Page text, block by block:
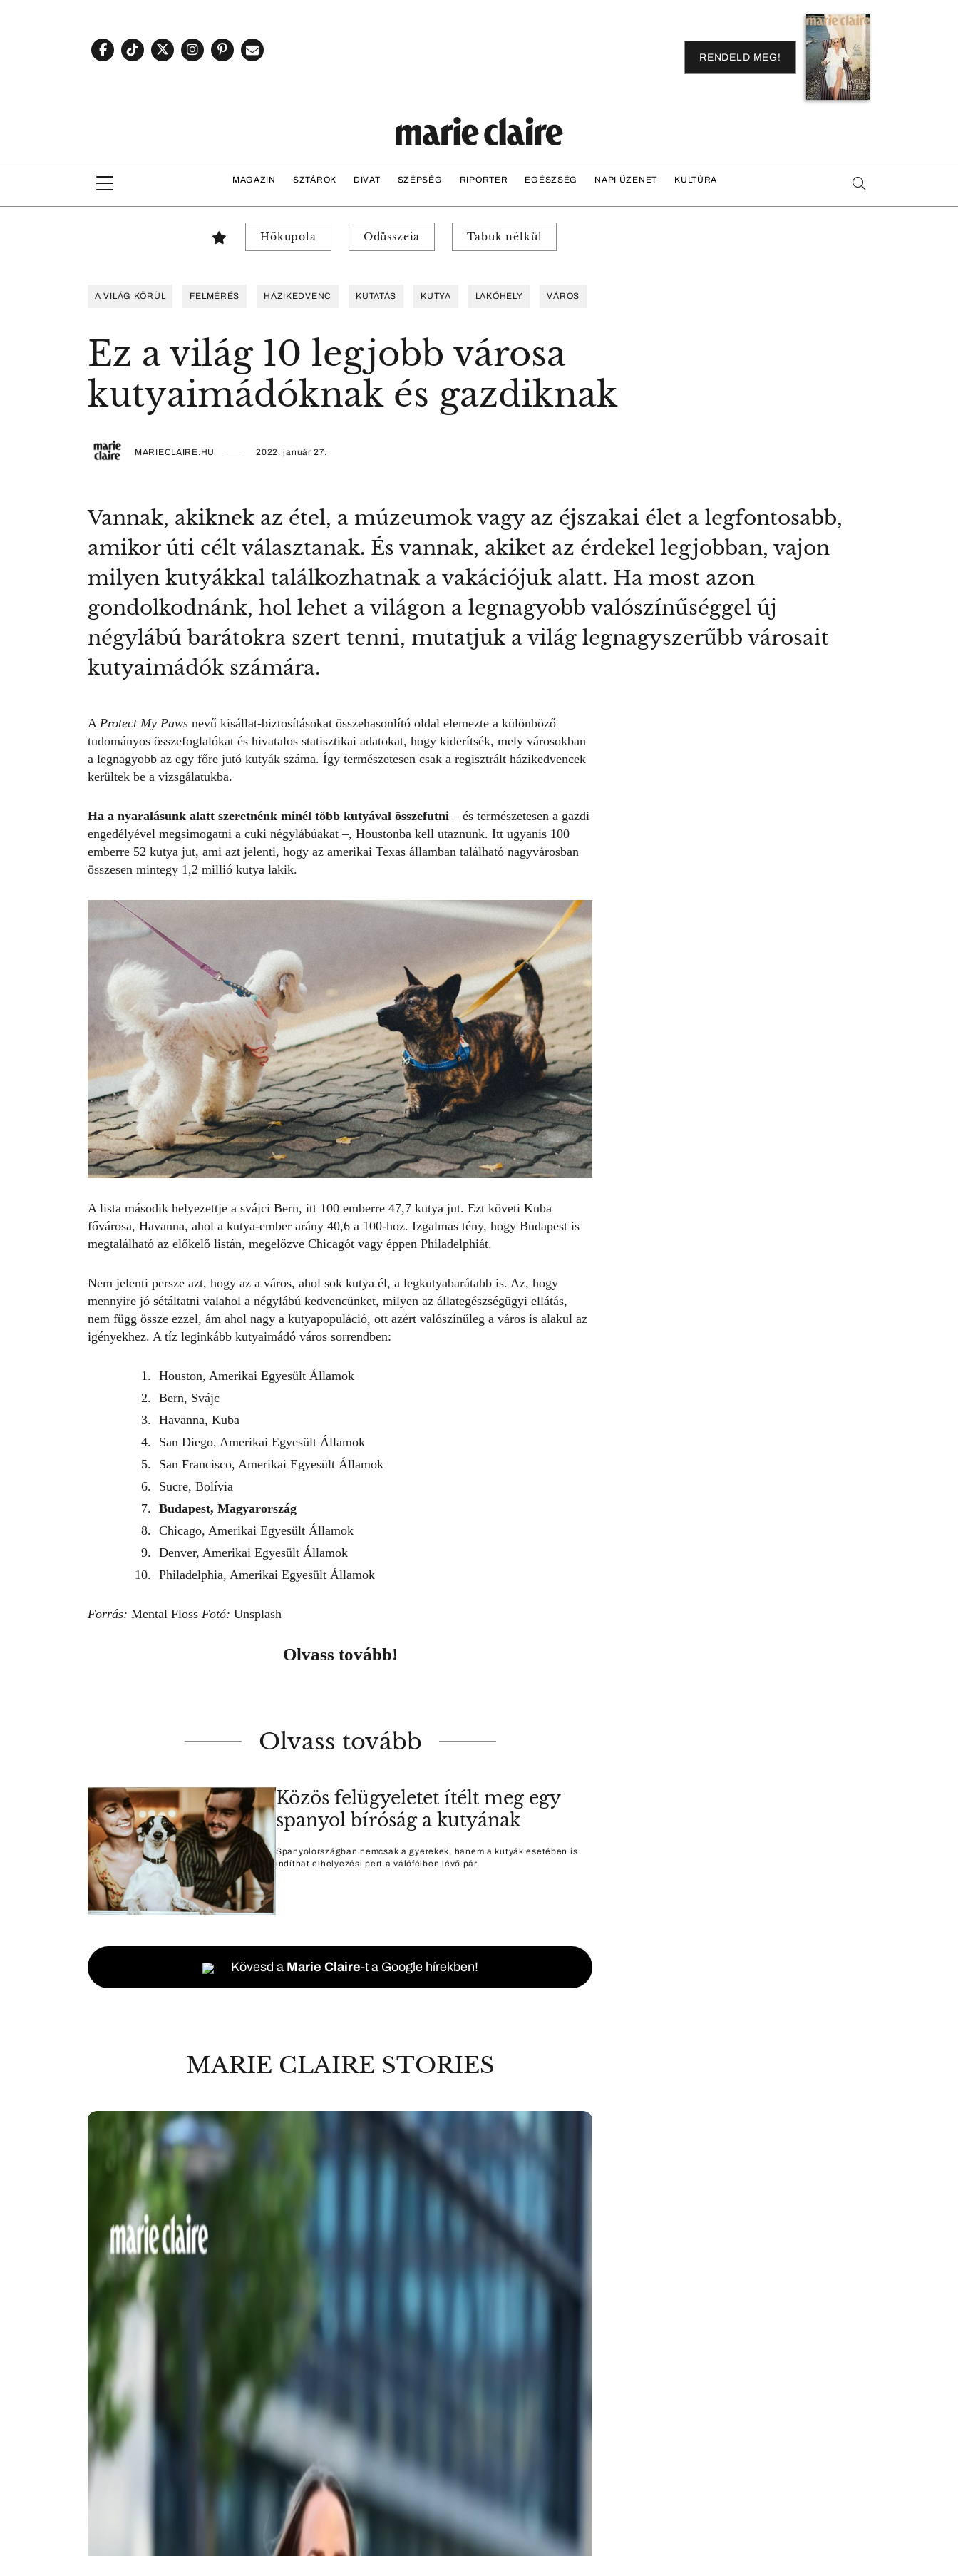
RENDELD MEG!
MAGAZIN SZTÁROK DIVAT SZÉPSÉG RIPORTER EGÉSZSÉG NAPI ÜZENET KULTÚRA
Hőkupola Odüsszeia Tabuk nélkül
A VILÁG KÖRÜL FELMÉRÉS HÁZIKEDVENC KUTATÁS KUTYA LAKÓHELY VÁROS
Ez a világ 10 legjobb városa
kutyaimádóknak és gazdiknak
MARIECLAIRE.HU 2022. január 27.
Vannak, akiknek az étel, a múzeumok vagy az éjszakai élet a legfontosabb,
amikor úti célt választanak. És vannak, akiket az érdekel legjobban, vajon
milyen kutyákkal találkozhatnak a vakációjuk alatt. Ha most azon
gondolkodnánk, hol lehet a világon a legnagyobb valószínűséggel új
négylábú barátokra szert tenni, mutatjuk a világ legnagyszerűbb városait
kutyaimádók számára.
A Protect My Paws nevű kisállat-biztosításokat összehasonlító oldal elemezte a különböző
tudományos összefoglalókat és hivatalos statisztikai adatokat, hogy kiderítsék, mely városokban
a legnagyobb az egy főre jutó kutyák száma. Így természetesen csak a regisztrált házikedvencek
kerültek be a vizsgálatukba.
Ha a nyaralásunk alatt szeretnénk minél több kutyával összefutni – és természetesen a gazdi
engedélyével megsimogatni a cuki négylábúakat –, Houstonba kell utaznunk. Itt ugyanis 100
emberre 52 kutya jut, ami azt jelenti, hogy az amerikai Texas államban található nagyvárosban
összesen mintegy 1,2 millió kutya lakik.
A lista második helyezettje a svájci Bern, itt 100 emberre 47,7 kutya jut. Ezt követi Kuba
fővárosa, Havanna, ahol a kutya-ember arány 40,6 a 100-hoz. Izgalmas tény, hogy Budapest is
megtalálható az előkelő listán, megelőzve Chicagót vagy éppen Philadelphiát.
Nem jelenti persze azt, hogy az a város, ahol sok kutya él, a legkutyabarátabb is. Az, hogy
mennyire jó sétáltatni valahol a négylábú kedvencünket, milyen az állategészségügyi ellátás,
nem függ össze ezzel, ám ahol nagy a kutyapopuláció, ott azért valószínűleg a város is alakul az
igényekhez. A tíz leginkább kutyaimádó város sorrendben:
Houston, Amerikai Egyesült Államok
Bern, Svájc
Havanna, Kuba
San Diego, Amerikai Egyesült Államok
San Francisco, Amerikai Egyesült Államok
Sucre, Bolívia
Budapest, Magyarország
Chicago, Amerikai Egyesült Államok
Denver, Amerikai Egyesült Államok
Philadelphia, Amerikai Egyesült Államok
Forrás: Mental Floss Fotó: Unsplash
Olvass tovább!
Olvass tovább
Közös felügyeletet ítélt meg egy
spanyol bíróság a kutyának
Spanyolországban nemcsak a gyerekek, hanem a kutyák esetében is
indíthat elhelyezési pert a válófélben lévő pár.
Kövesd a Marie Claire-t a Google hírekben!
MARIE CLAIRE STORIES